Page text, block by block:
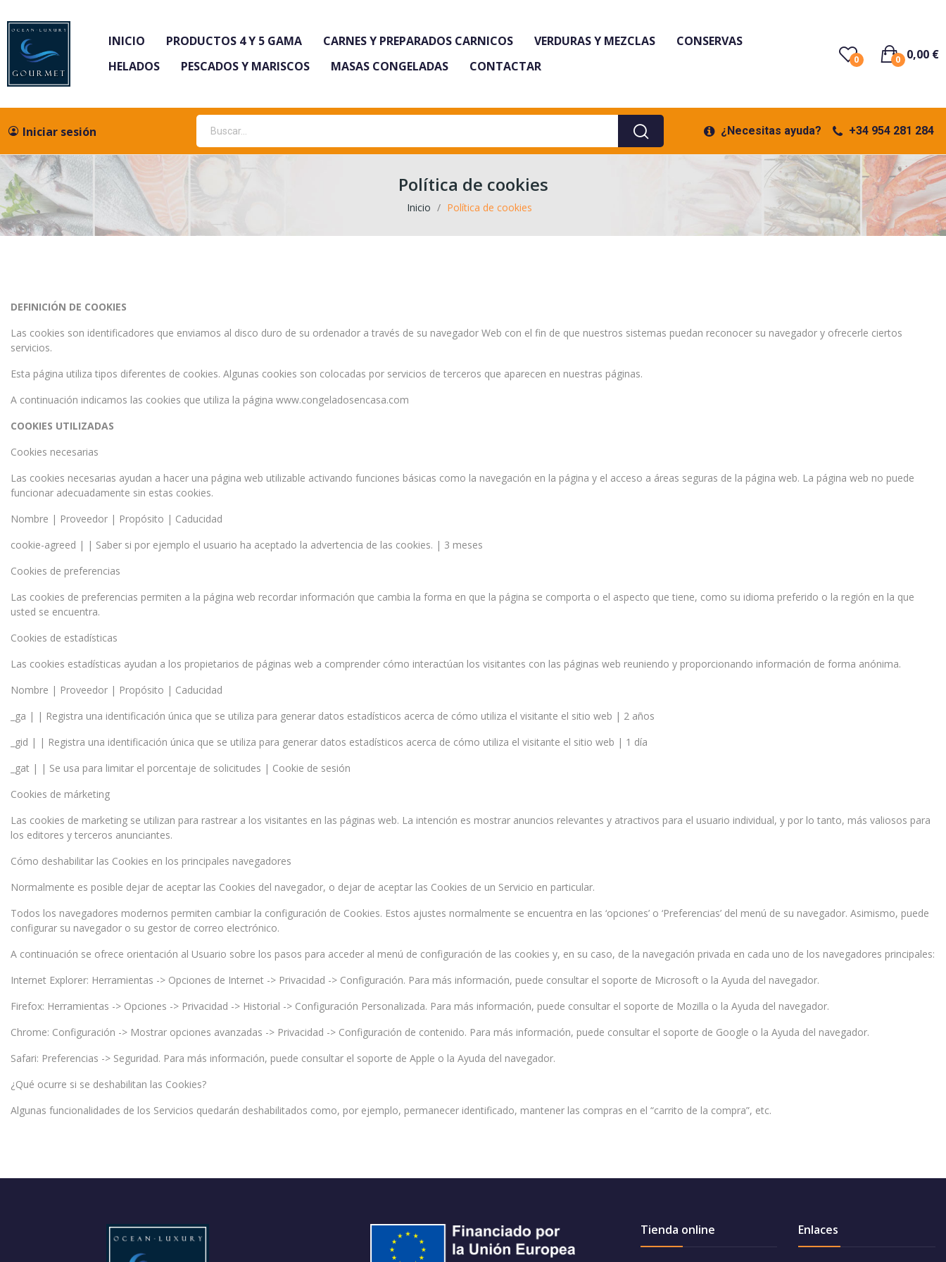
INICIO PRODUCTOS 4 Y 5 GAMA CARNES Y PREPARADOS CARNICOS VERDURAS Y MEZCLAS
CONSERVAS
HELADOS
PESCADOS Y MARISCOS MASAS CONGELADAS CONTACTAR 0 0,00 €
0
Iniciar sesión ¿Necesitas ayuda? +34 954 281 284
Política de cookies
Inicio Política de cookies
DEFINICIÓN DE COOKIES
Las cookies son identificadores que enviamos al disco duro de su ordenador a través de su navegador Web con el fin de que nuestros sistemas puedan reconocer su navegador y ofrecerle ciertos
servicios.
Esta página utiliza tipos diferentes de cookies. Algunas cookies son colocadas por servicios de terceros que aparecen en nuestras páginas.
A continuación indicamos las cookies que utiliza la página www.congeladosencasa.com
COOKIES UTILIZADAS
Cookies necesarias
Las cookies necesarias ayudan a hacer una página web utilizable activando funciones básicas como la navegación en la página y el acceso a áreas seguras de la página web. La página web no puede
funcionar adecuadamente sin estas cookies.
Nombre | Proveedor | Propósito | Caducidad
cookie-agreed | | Saber si por ejemplo el usuario ha aceptado la advertencia de las cookies. | 3 meses
Cookies de preferencias
Las cookies de preferencias permiten a la página web recordar información que cambia la forma en que la página se comporta o el aspecto que tiene, como su idioma preferido o la región en la que
usted se encuentra.
Cookies de estadísticas
Las cookies estadísticas ayudan a los propietarios de páginas web a comprender cómo interactúan los visitantes con las páginas web reuniendo y proporcionando información de forma anónima.
Nombre | Proveedor | Propósito | Caducidad
_ga | | Registra una identificación única que se utiliza para generar datos estadísticos acerca de cómo utiliza el visitante el sitio web | 2 años
_gid | | Registra una identificación única que se utiliza para generar datos estadísticos acerca de cómo utiliza el visitante el sitio web | 1 día
_gat | | Se usa para limitar el porcentaje de solicitudes | Cookie de sesión
Cookies de márketing
Las cookies de marketing se utilizan para rastrear a los visitantes en las páginas web. La intención es mostrar anuncios relevantes y atractivos para el usuario individual, y por lo tanto, más valiosos para
los editores y terceros anunciantes.
Cómo deshabilitar las Cookies en los principales navegadores
Normalmente es posible dejar de aceptar las Cookies del navegador, o dejar de aceptar las Cookies de un Servicio en particular.
Todos los navegadores modernos permiten cambiar la configuración de Cookies. Estos ajustes normalmente se encuentra en las ‘opciones’ o ‘Preferencias’ del menú de su navegador. Asimismo, puede
configurar su navegador o su gestor de correo electrónico.
A continuación se ofrece orientación al Usuario sobre los pasos para acceder al menú de configuración de las cookies y, en su caso, de la navegación privada en cada uno de los navegadores principales:
Internet Explorer: Herramientas -> Opciones de Internet -> Privacidad -> Configuración. Para más información, puede consultar el soporte de Microsoft o la Ayuda del navegador.
Firefox: Herramientas -> Opciones -> Privacidad -> Historial -> Configuración Personalizada. Para más información, puede consultar el soporte de Mozilla o la Ayuda del navegador.
Chrome: Configuración -> Mostrar opciones avanzadas -> Privacidad -> Configuración de contenido. Para más información, puede consultar el soporte de Google o la Ayuda del navegador.
Safari: Preferencias -> Seguridad. Para más información, puede consultar el soporte de Apple o la Ayuda del navegador.
¿Qué ocurre si se deshabilitan las Cookies?
Algunas funcionalidades de los Servicios quedarán deshabilitados como, por ejemplo, permanecer identificado, mantener las compras en el “carrito de la compra”, etc.
Tienda online Enlaces